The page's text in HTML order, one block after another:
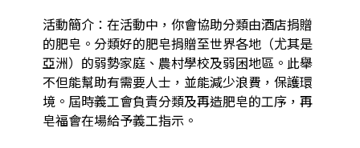
活動簡介：在活動中，你會協助分類由酒店捐贈
的肥皂。分類好的肥皂捐贈至世界各地（尤其是
亞洲）的弱勢家庭、農村學校及弱困地區。此舉
不但能幫助有需要人士，並能減少浪費，保護環
境。屆時義工會負責分類及再造肥皂的工序，再
皂福會在場給予義工指示。